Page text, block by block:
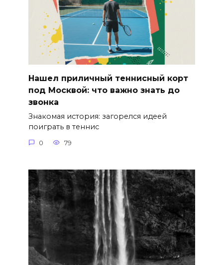
Нашел приличный теннисный корт
под Москвой: что важно знать до
звонка
Знакомая история: загорелся идеей
поиграть в теннис
0 79